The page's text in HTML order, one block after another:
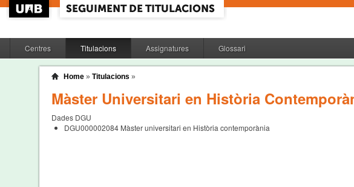
Centres Titulacions Assignatures Glossari
Home» Titulacions »
Màster Universitari en Història
Dades DGU
DGU000002084 Màster universitari en Història contemporània